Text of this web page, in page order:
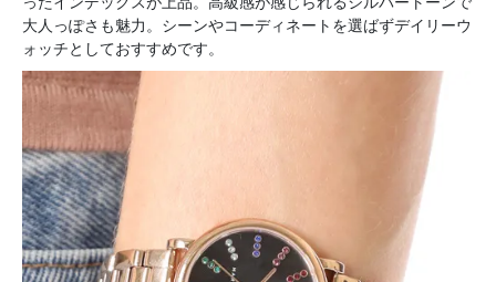
大人っぽさも魅力。シーンやコーディネートを選ばずデイリーウ
ォッチとしておすすめです。